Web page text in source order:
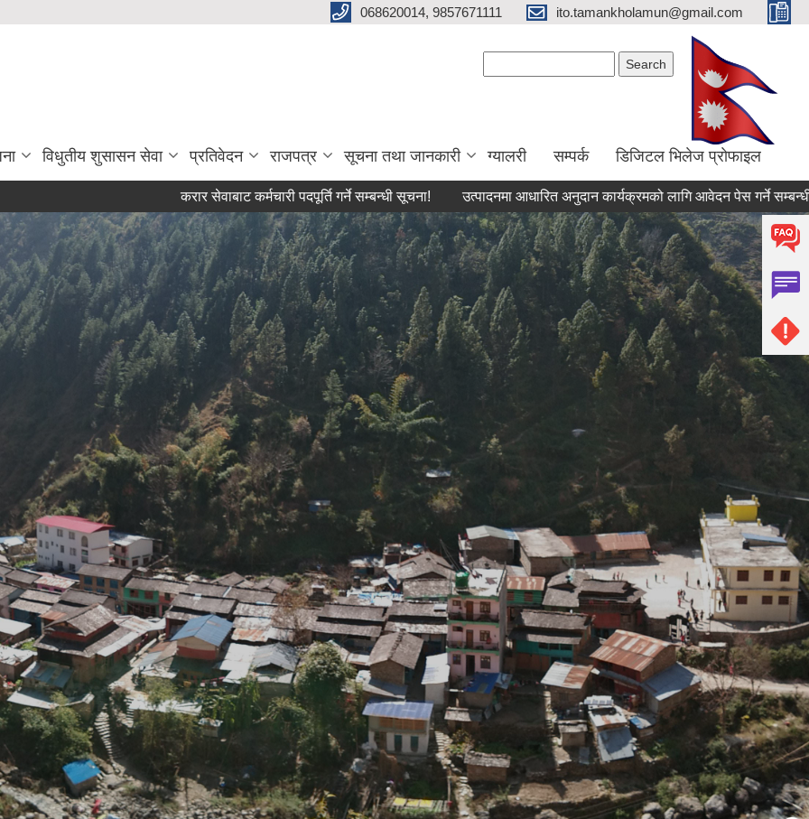
068620014, 9857671111 ito.tamankholamun@gmail.com
विधुतीय शुसासन सेवा प्रतिवेदन राजपत्र सूचना तथा जानकारी ग्यालरी सम्पर्क डिजिटल भिलेज प्राेफाइल
करार सेवाबाट कर्मचारी पदपूर्ति गर्ने सम्बन्धी सूचना! उत्पादनमा आधारित अनुदान कार्यक्रमको लागि आवेदन पेस गर्ने सम्बन्धी सूचना !